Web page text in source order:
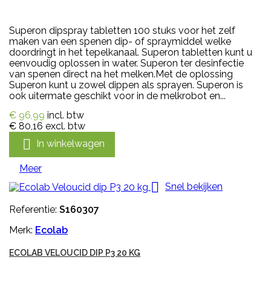
Superon dipspray tabletten 100 stuks voor het zelf
maken van een spenen dip- of spraymiddel welke
doordringt in het tepelkanaal. Superon tabletten kunt u
eenvoudig oplossen in water. Superon ter desinfectie
van spenen direct na het melken.Met de oplossing
Superon kunt u zowel dippen als sprayen. Superon is
ook uitermate geschikt voor in de melkrobot en...
€ 96,99 incl. btw
€ 80,16 excl. btw
 In winkelwagen
Meer
 Snel bekijken
Referentie: S160307
Merk: Ecolab
ECOLAB VELOUCID DIP P3 20 KG